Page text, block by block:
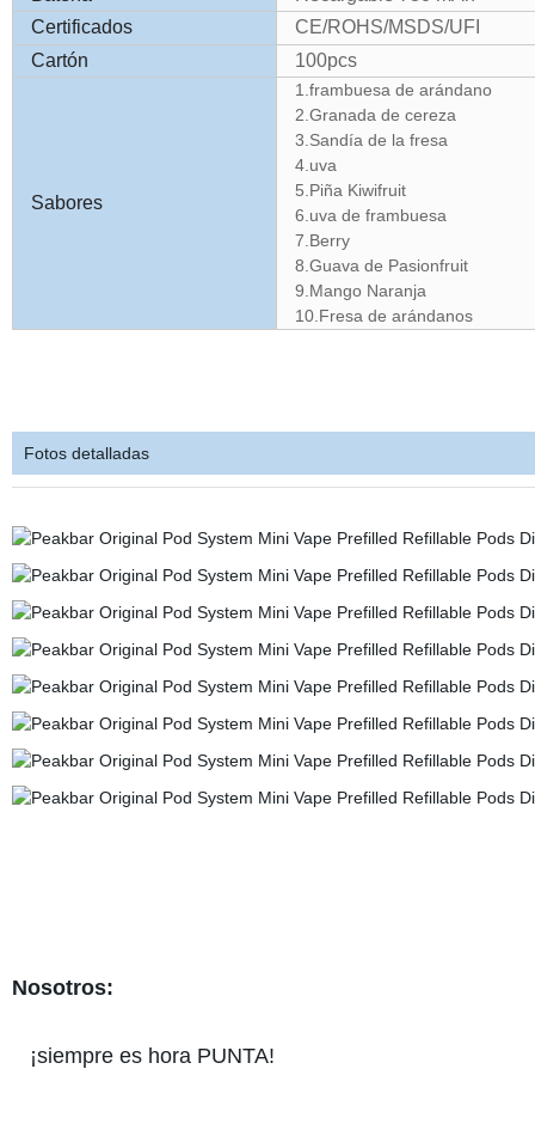
Certificados
CE/ROHS/MSDS/UFI
Cartón
100pcs
Sabores
1.frambuesa de arándano
2.Granada de cereza
3.Sandía de la fresa
4.uva
5.Piña Kiwifruit
6.uva de frambuesa
7.Berry
8.Guava de Pasionfruit
9.Mango Naranja
10.Fresa de arándanos
Fotos detalladas
Nosotros:
¡siempre es hora PUNTA!